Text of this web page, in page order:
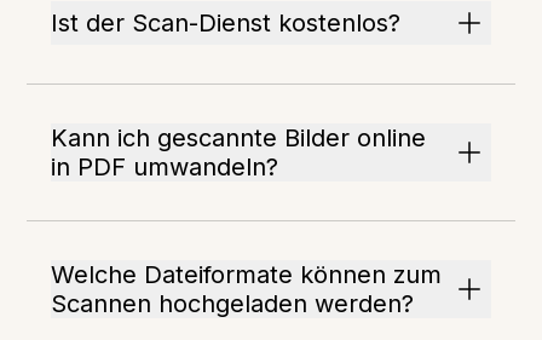
Ist der Scan-Dienst kostenlos?
Kann ich gescannte Bilder online
in PDF umwandeln?
Welche Dateiformate können zum
Scannen hochgeladen werden?